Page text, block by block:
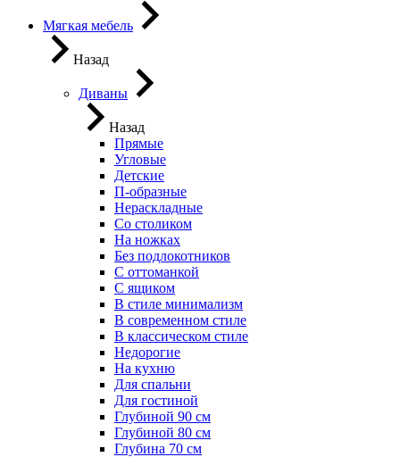
Мягкая мебель
Назад
Диваны
Назад
Прямые
Угловые
Детские
П-образные
Нераскладные
Со столиком
На ножках
Без подлокотников
С оттоманкой
С ящиком
В стиле минимализм
В современном стиле
В классическом стиле
Недорогие
На кухню
Для спальни
Для гостиной
Глубиной 90 см
Глубиной 80 см
Глубина 70 см